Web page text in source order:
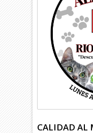
CALIDAD AL